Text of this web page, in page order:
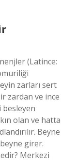
(Latince:
zarları sert
zardan ve ince
olan ve hatta
Beyne
girer.
Merkezi